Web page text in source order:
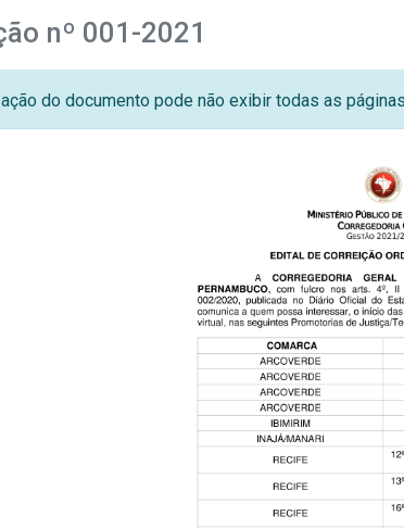
nº 001-2021
do documento pode não exibir todas as